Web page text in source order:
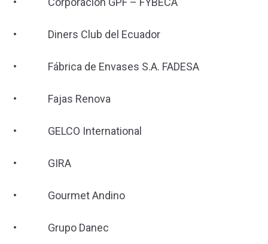
• Diners Club del Ecuador
• Fábrica de Envases S.A. FADESA
• Fajas Renova
• GELCO International
• GIRA
• Gourmet Andino
• Grupo Danec